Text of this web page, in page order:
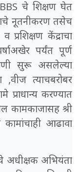
चे शिक्षण घेत
नूतनीकरण तसेच
प्रशिक्षण केंद्राचा
पर्यंत पूर्ण
सुरू असलेल्या
,वीज त्याचबरोबर
प्राधान्य करण्यात
कामकाजासह श्री
आढावा
अधीक्षक अभियंता